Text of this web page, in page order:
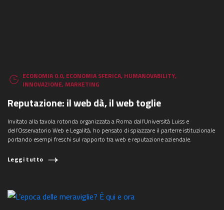
ECONOMIA 0.0, ECONOMIA SFERICA, HUMANOVABILITY,
INNOVAZIONE, MARKETING
Reputazione: il web dà, il web toglie
Invitato alla tavola rotonda organizzata a Roma dall’Università Luiss e
dell’Osservatorio Web e Legalità, ho pensato di spiazzare il parterre istituzionale
portando esempi freschi sul rapporto tra web e reputazione aziendale.
Leggi tutto